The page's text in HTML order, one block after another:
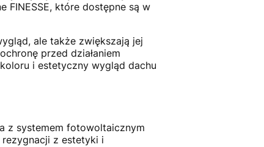
FINESSE, które dostępne są w
ale także zwiększają jej
przed działaniem
i estetyczny wygląd dachu
z systemem fotowoltaicznym
z estetyki i